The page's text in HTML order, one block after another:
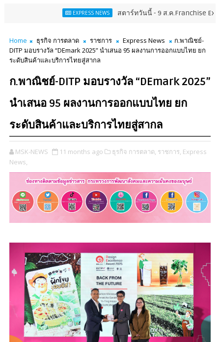
สตาร์ทวันนี้ - 9 ส.ค.Franchise Expo Thailand &
Home ธุรกิจ การตลาด ราชการ Express News
ก.พาณิชย์-
DITP มอบรางวัล “DEmark 2025” นำเสนอ 95 ผลงานการออกแบบไทย ยก
ระดับสินค้าและบริการไทยสู่สากล
ก.พาณิชย์-DITP มอบรางวัล “DEmark 2025”
นำเสนอ 95 ผลงานการออกแบบไทย ยก
ระดับสินค้าและบริการไทยสู่สากล
MSK-NEWS 11 months ago ธุรกิจ การตลาด, ราชการ, Express
News,